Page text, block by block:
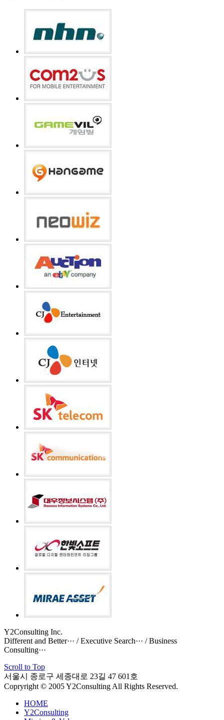
Y2Consulting Inc.
Different and Better··· / Executive Search··· / Business
Consulting···
Scroll to Top
서울시 종로구 세종대로 23길 47 601호
Copryright © 2005 Y2Consulting All Rights Reserved.
HOME
Y2Consulting